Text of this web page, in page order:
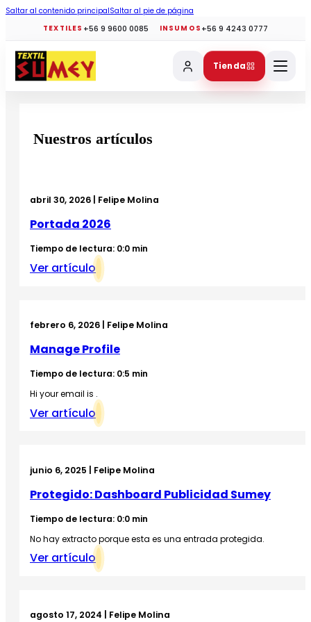
Saltar al contenido principalSaltar al pie de página
TEXTILES +56 9 9600 0085 INSUMOS +56 9 4243 0777
Tienda
Nuestros artículos
abril 30, 2026 | Felipe Molina
Portada 2026
Tiempo de lectura: 0:0 min
Ver artículo
febrero 6, 2026 | Felipe Molina
Manage Profile
Tiempo de lectura: 0:5 min
Hi your email is .
Ver artículo
junio 6, 2025 | Felipe Molina
Protegido: Dashboard Publicidad Sumey
Tiempo de lectura: 0:0 min
No hay extracto porque esta es una entrada protegida.
Ver artículo
agosto 17, 2024 | Felipe Molina